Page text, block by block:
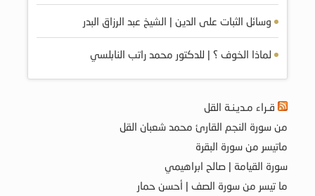
وسائل الثبات على الدين | الشيخ عبد الرزاق البدر
لماذا الخوف ؟ | للدكتور محمد راتب النابلسي
قـراء مـديـنـة القل
من سورة النجم القارئ محمد شعبان القل
ماتيسر من سورة البقرة
سورة القيامة | صالح ابراهيمي
ما تيسر من سورة الصف | أحسن حمار